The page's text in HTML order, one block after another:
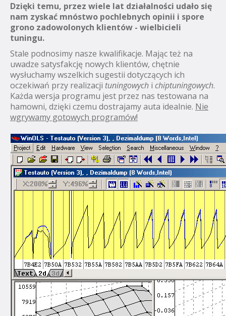
Dzięki temu, przez wiele lat działalności udało się
nam zyskać mnóstwo pochlebnych opinii i spore
grono zadowolonych klientów - wielbicieli
tuningu.
Stale podnosimy nasze kwalifikacje. Mając też na
uwadze satysfakcję nowych klientów, chętnie
wysłuchamy wszelkich sugestii dotyczących ich
oczekiwań przy realizacji tuningowych i chiptuningowych.
Każda wersja programu jest przez nas testowana na
hamowni, dzięki czemu dostrajamy auta idealnie. Nie
wgrywamy gotowych programów!